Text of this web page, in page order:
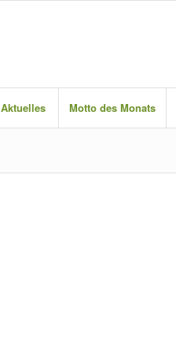
Aktuelles Motto des Monats